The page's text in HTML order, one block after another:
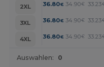
2XL
36.80€ 34.90€ 33.23
3XL
36.80€ 34.90€ 33.23
4XL
36.80€ 34.90€ 33.23
Auswahlen: 0